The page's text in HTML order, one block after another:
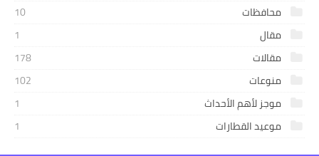
محافظات
10
مقال
1
مقالات
178
منوعات
102
موجز لأهم الأحداث
1
موعيد القطارات
1